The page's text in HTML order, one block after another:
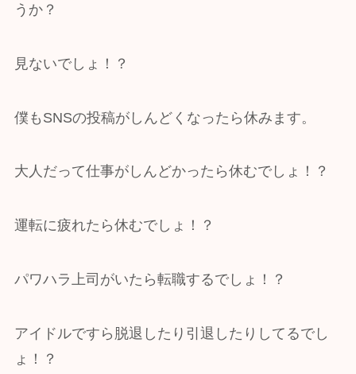
うか？
見ないでしょ！？
僕もSNSの投稿がしんどくなったら休みます。
大人だって仕事がしんどかったら休むでしょ！？
運転に疲れたら休むでしょ！？
パワハラ上司がいたら転職するでしょ！？
アイドルですら脱退したり引退したりしてるでし
ょ！？